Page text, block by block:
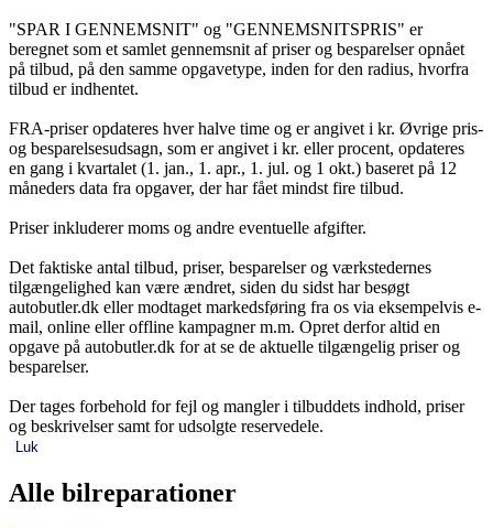
"SPAR I GENNEMSNIT" og "GENNEMSNITSPRIS" er
beregnet som et samlet gennemsnit af priser og besparelser opnået
på tilbud, på den samme opgavetype, inden for den radius, hvorfra
tilbud er indhentet.
FRA-priser opdateres hver halve time og er angivet i kr. Øvrige pris-
og besparelsesudsagn, som er angivet i kr. eller procent, opdateres
en gang i kvartalet (1. jan., 1. apr., 1. jul. og 1 okt.) baseret på 12
måneders data fra opgaver, der har fået mindst fire tilbud.
Priser inkluderer moms og andre eventuelle afgifter.
Det faktiske antal tilbud, priser, besparelser og værkstedernes
tilgængelighed kan være ændret, siden du sidst har besøgt
autobutler.dk eller modtaget markedsføring fra os via eksempelvis e-
mail, online eller offline kampagner m.m. Opret derfor altid en
opgave på autobutler.dk for at se de aktuelle tilgængelig priser og
besparelser.
Der tages forbehold for fejl og mangler i tilbuddets indhold, priser
og beskrivelser samt for udsolgte reservedele.
Luk
Alle bilreparationer